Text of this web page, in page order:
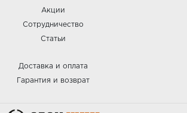
Акции
Сотрудничество
Статьи
Доставка и оплата
Гарантия и возврат